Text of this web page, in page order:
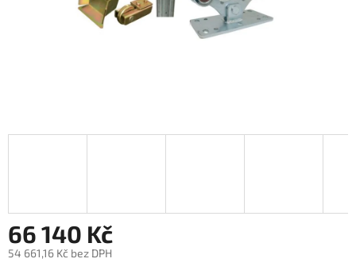
66 140 Kč
54 661,16 Kč bez DPH